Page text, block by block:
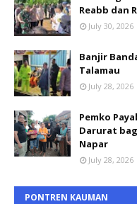
Reabb dan
July 30, 2026
Banjir
Talamau
July 28, 2026
Pemko
Darurat
Napar
July 28, 2026
PONTREN KAUMAN